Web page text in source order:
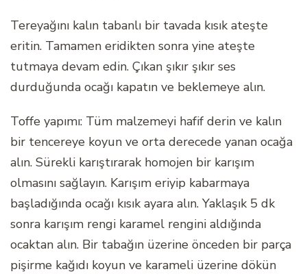
Tereyağını kalın tabanlı bir tavada kısık ateşte
eritin. Tamamen eridikten sonra yine ateşte
tutmaya devam edin. Çıkan şıkır şıkır ses
durduğunda ocağı kapatın ve beklemeye alın.
Toffe yapımı: Tüm malzemeyi hafif derin ve kalın
bir tencereye koyun ve orta derecede yanan ocağa
alın. Sürekli karıştırarak homojen bir karışım
olmasını sağlayın. Karışım eriyip kabarmaya
başladığında ocağı kısık ayara alın. Yaklaşık 5 dk
sonra karışım rengi karamel rengini aldığında
ocaktan alın. Bir tabağın üzerine önceden bir parça
pişirme kağıdı koyun ve karameli üzerine dökün